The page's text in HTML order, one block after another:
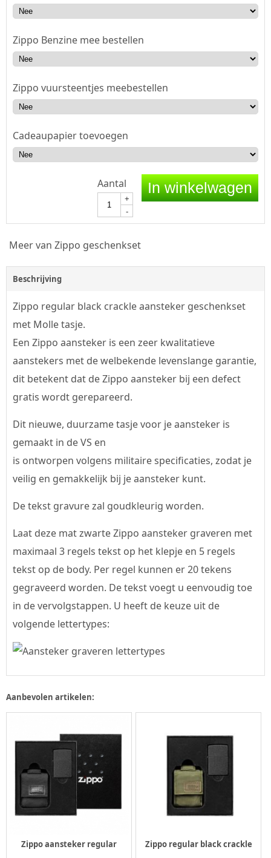
Zippo Benzine mee bestellen
Zippo vuursteentjes meebestellen
Cadeaupapier toevoegen
Aantal
+
-
In winkelwagen
Meer van Zippo geschenkset
Beschrijving
Zippo regular black crackle aansteker geschenkset
met Molle tasje.
Een Zippo aansteker is een zeer kwalitatieve
aanstekers met de welbekende levenslange garantie,
dit betekent dat de Zippo aansteker bij een defect
gratis wordt gerepareerd.
Dit nieuwe, duurzame tasje voor je aansteker is
gemaakt in de VS en
is ontworpen volgens militaire specificaties, zodat je
veilig en gemakkelijk bij je aansteker kunt.
De tekst gravure zal goudkleurig worden.
Laat deze mat zwarte Zippo aansteker graveren met
maximaal 3 regels tekst op het klepje en 5 regels
tekst op de body. Per regel kunnen er 20 tekens
gegraveerd worden. De tekst voegt u eenvoudig toe
in de vervolgstappen. U heeft de keuze uit de
volgende lettertypes:
Aanbevolen artikelen:
Zippo aansteker regular
Zippo regular black crackle